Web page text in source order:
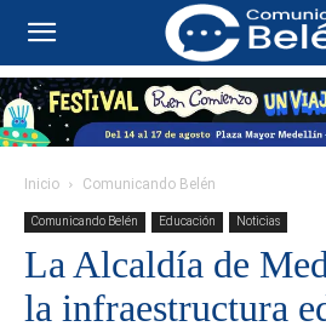
Inicio Comunicando Belén
Comunicando Belén Educación Noticias
La Alcaldía de
la infraestructura